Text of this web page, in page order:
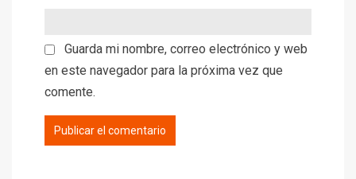
Guarda mi nombre, correo electrónico y web
en este navegador para la próxima vez que
comente.